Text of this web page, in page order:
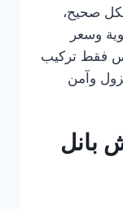
صحيح،
وسعر
فقط تركيب
وآمن
بانل